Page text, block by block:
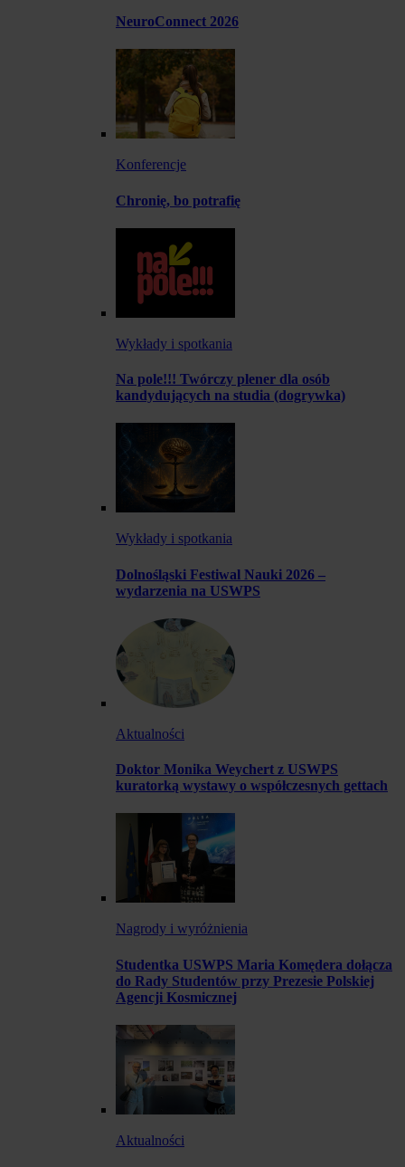
NeuroConnect 2026
Konferencje
Chronię, bo potrafię
Wykłady i spotkania
Na pole!!! Twórczy plener dla osób
kandydujących na studia (dogrywka)
Wykłady i spotkania
Dolnośląski Festiwal Nauki 2026 –
wydarzenia na USWPS
Aktualności
Doktor Monika Weychert z USWPS
kuratorką wystawy o współczesnych gettach
Nagrody i wyróżnienia
Studentka USWPS Maria Komędera dołącza
do Rady Studentów przy Prezesie Polskiej
Agencji Kosmicznej
Aktualności